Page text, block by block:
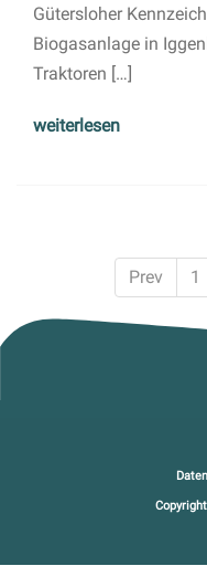
Gütersloher
Biogasanlage in
Traktoren […]
weiterlesen
Prev 1